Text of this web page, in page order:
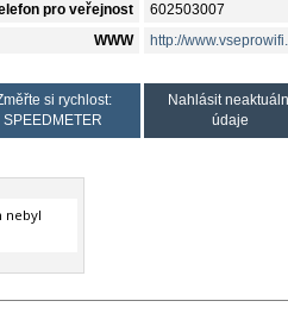
pro veřejnost 602503007
WWW http://
si rychlost:
SPEEDMETER
Nahlásit
údaje
nebyl